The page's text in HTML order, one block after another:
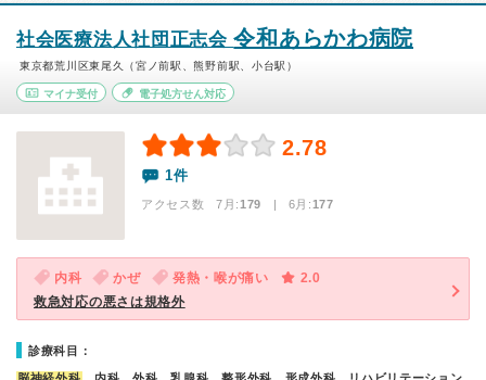
社会医療法人社団正志会令和あらかわ病院
東京都荒川区東尾久（宮ノ前駅、熊野前駅、小台駅）
マイナ受付 電子処方せん対応
2.78
1件
アクセス数 7月:179 | 6月:177
内科 かぜ 発熱・喉が痛い
2.0
救急対応の悪さは規格外
診療科目：